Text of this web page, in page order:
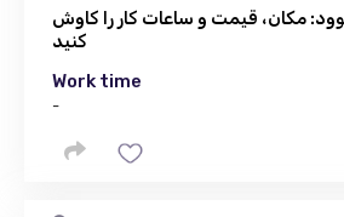
مکان، قیمت و ساعات کار را کاوش
کنید
Work time
-